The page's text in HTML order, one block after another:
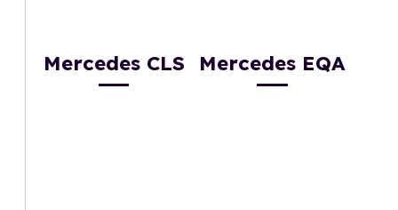
Mercedes CLS Mercedes EQA